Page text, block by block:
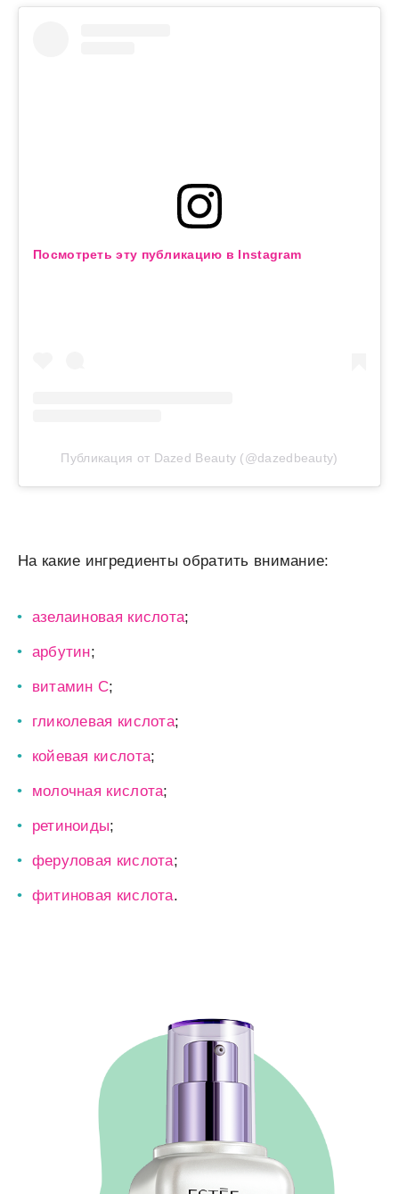
Посмотреть эту публикацию в Instagram
Публикация от Dazed Beauty (@dazedbeauty)
На какие ингредиенты обратить внимание:
азелаиновая кислота;
арбутин;
витамин С;
гликолевая кислота;
койевая кислота;
молочная кислота;
ретиноиды;
феруловая кислота;
фитиновая кислота.